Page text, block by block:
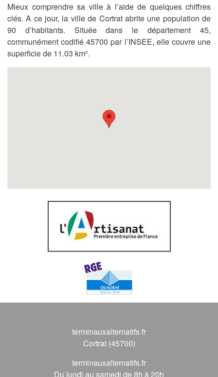
Mieux comprendre sa ville à l’aide de quelques chiffres
clés. A ce jour, la ville de Cortrat abrite une population de
90 d’habitants. Située dans le département 45,
communément codifié 45700 par l’INSEE, elle couvre une
superficie de 11.03 km².
terminauxalternatifs.fr
Cortrat (45700)
terminauxalternatifs.fr
Du lundi au samedi de 8h à 20h